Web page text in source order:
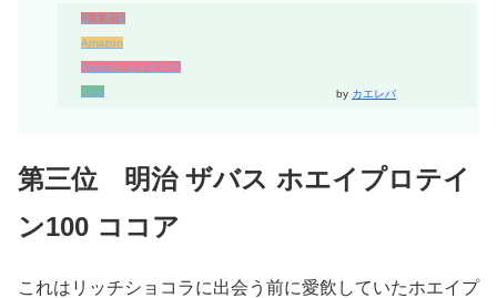
楽天市場
Amazon
Yahooショッピング
7net
by カエレバ
第三位 明治 ザバス ホエイプロテイ
ン100 ココア
これはリッチショコラに出会う前に愛飲していたホエイプ